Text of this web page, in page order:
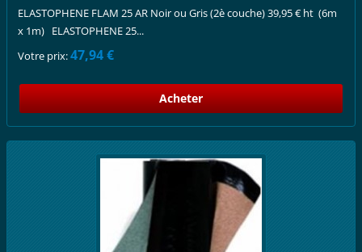
ELASTOPHENE FLAM 25 AR Noir ou Gris (2è couche) 39,95 € ht (6m
x 1m) ELASTOPHENE 25...
Votre prix:47,94 €